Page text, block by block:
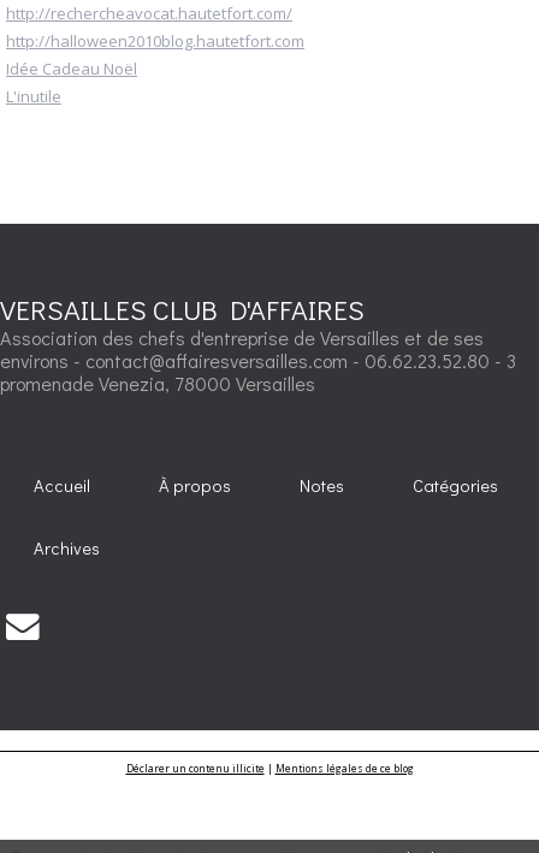
http://rechercheavocat.hautetfort.com/
http://halloween2010blog.hautetfort.com
Idée Cadeau Noël
L'inutile
VERSAILLES CLUB D'AFFAIRES
Association des chefs d'entreprise de Versailles et de ses
environs - contact@affairesversailles.com - 06.62.23.52.80 - 3
promenade Venezia, 78000 Versailles
Accueil À propos Notes Catégories
Archives
Déclarer un contenu illicite| Mentions légales de ce blog